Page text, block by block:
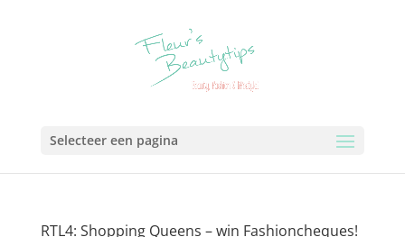
Selecteer een pagina
RTL4: Shopping Queens – win Fashioncheques!